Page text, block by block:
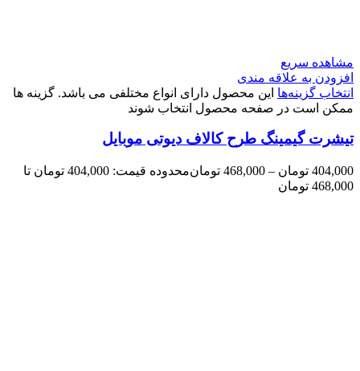
مشاهده سریع
افزودن به علاقه مندی
انتخاب گزینه‌ها این محصول دارای انواع مختلفی می باشد. گزینه ها
ممکن است در صفحه محصول انتخاب شوند
تیشرت گیمینگ طرح کالاف دیوتی موبایل
404,000 تومان –
468,000 تومان
محدوده قیمت: 404,000 تومان تا
468,000 تومان